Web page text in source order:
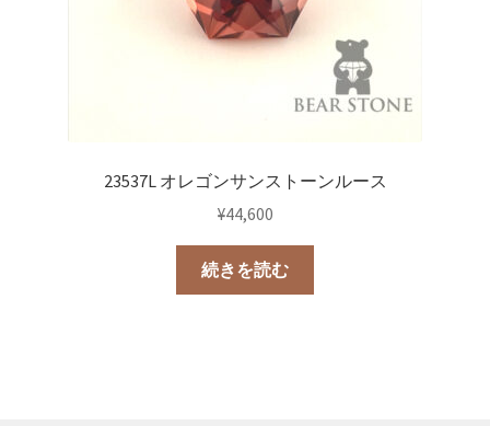
23537L オレゴンサンストーンルース
¥44,600
続きを読む